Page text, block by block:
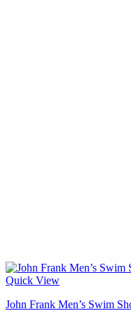
Quick View
John Frank Men’s Swim